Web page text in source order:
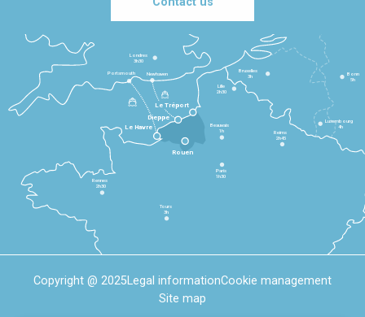
Le Havre
Dieppe
Le Tréport
Rennes
2h30
Tours
3h
Paris
1h30
Beauvais
1h
Reims
2h45
Lille
2h30
Bruxelles
3h
Londres
3h30
Newhaven
Portsmouth
Bonn
5h
Luxembourg
4h
Rouen
Copyright @ 2025Legal informationCookie management
Site map